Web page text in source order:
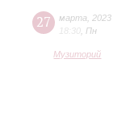
27 марта
2023
18:30 Пн
Музиторий